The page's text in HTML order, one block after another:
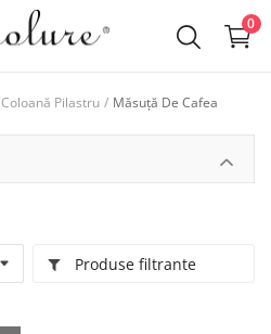
0
Coloană Pilastru Măsuță De Cafea
Produse filtrante